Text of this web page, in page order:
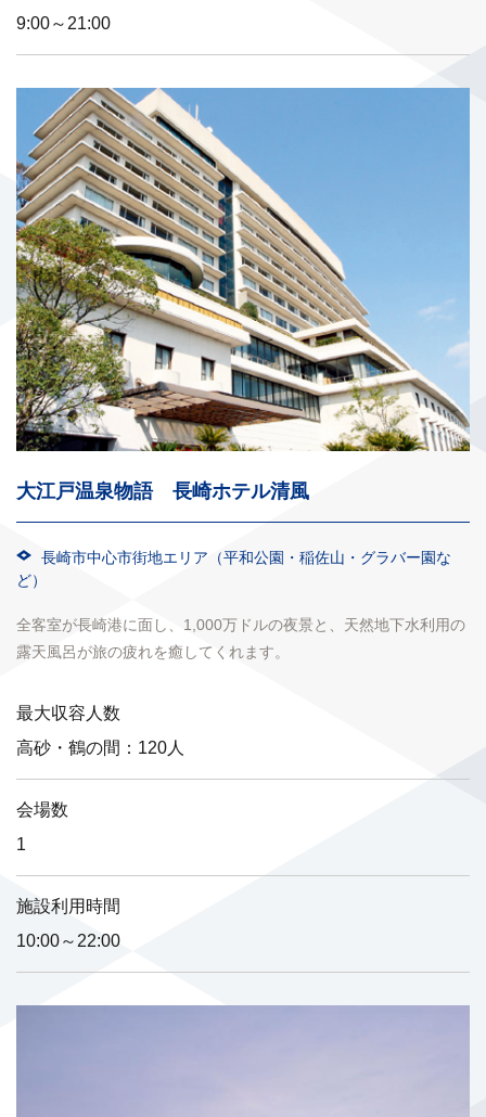
9:00～21:00
大江戸温泉物語 長崎ホテル清風
長崎市中心市街地エリア（平和公園・稲佐山・グラバー園な
ど）
全客室が長崎港に面し、1,000万ドルの夜景と、天然地下水利用の
露天風呂が旅の疲れを癒してくれます。
最大収容人数
高砂・鶴の間：120人
会場数
1
施設利用時間
10:00～22:00